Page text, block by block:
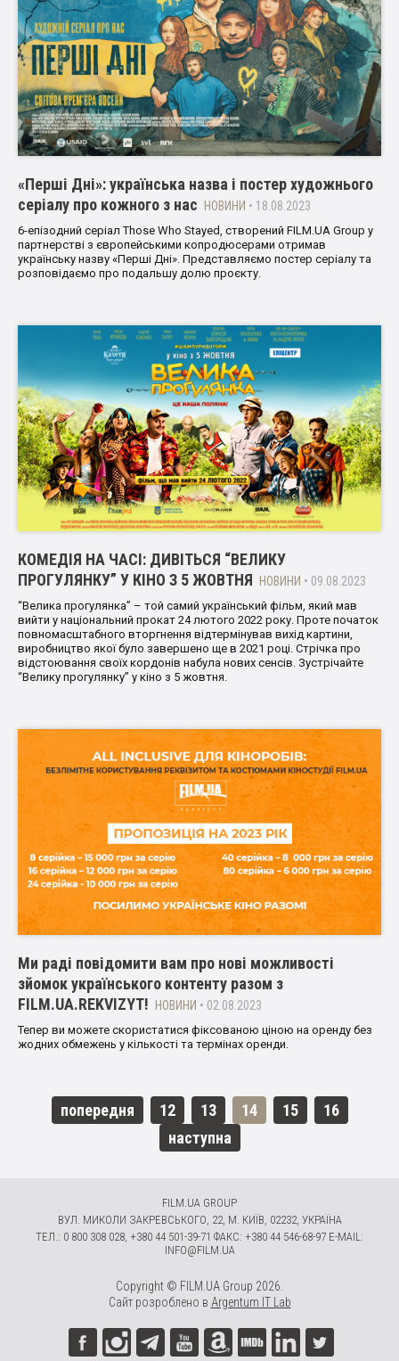
«Перші Дні»: українська назва і постер художнього
серіалу про кожного з нас НОВИНИ • 18.08.2023
6-епізодний серіал Those Who Stayed, створений FILM.UA Group у
партнерстві з європейськими копродюсерами отримав
українську назву «Перші Дні». Представляємо постер серіалу та
розповідаємо про подальшу долю проєкту.
КОМЕДІЯ НА ЧАСІ: ДИВІТЬСЯ “ВЕЛИКУ
ПРОГУЛЯНКУ” У КІНО З 5 ЖОВТНЯ
НОВИНИ • 09.08.2023
“Велика прогулянка” – той самий український фільм, який мав
вийти у національний прокат 24 лютого 2022 року. Проте початок
повномасштабного вторгнення відтермінував вихід картини,
виробництво якої було завершено ще в 2021 році. Стрічка про
відстоювання своїх кордонів набула нових сенсів. Зустрічайте
“Велику прогулянку” у кіно з 5 жовтня.
Ми раді повідомити вам про нові можливості
зйомок українського контенту разом з
FILM.UA.REKVIZYT!
НОВИНИ • 02.08.2023
Тепер ви можете скористатися фіксованою ціною на оренду без
жодних обмежень у кількості та термінах оренди.
попередня 12 13 14 15
16
наступна
FILM.UA GROUP
ВУЛ. МИКОЛИ ЗАКРЕВСЬКОГО, 22, М. КИЇВ, 02232, УКРАЇНА
ТЕЛ.: 0 800 308 028, +380 44 501-39-71 ФАКС: +380 44 546-68-97 E-MAIL:
INFO@FILM.UA
Copyright © FILM.UA Group 2026.
Сайт розроблено в Argentum IT Lab